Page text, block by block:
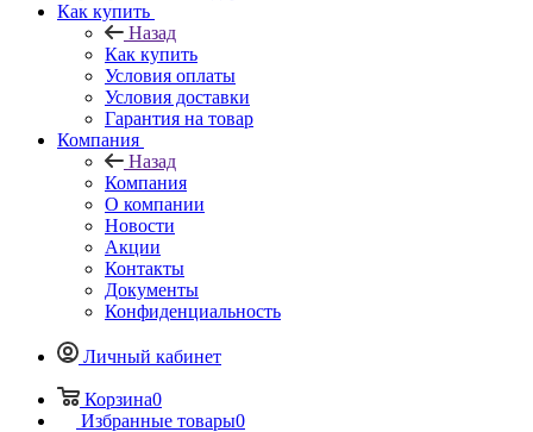
Как купить
Назад
Как купить
Условия оплаты
Условия доставки
Гарантия на товар
Компания
Назад
Компания
О компании
Новости
Акции
Контакты
Документы
Конфиденциальность
Личный кабинет
Корзина0
Избранные товары0